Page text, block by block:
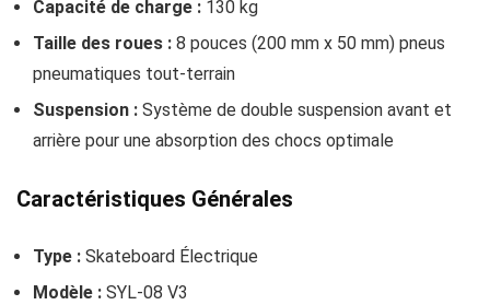
Capacité de charge : 130 kg
Taille des roues : 8 pouces (200 mm x 50 mm) pneus
pneumatiques tout-terrain
Suspension : Système de double suspension avant et
arrière pour une absorption des chocs optimale
Caractéristiques Générales
Type : Skateboard Électrique
Modèle : SYL-08 V3